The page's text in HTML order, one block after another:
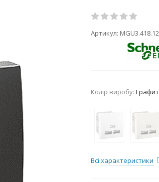
Артикул: MGU3.418.12
Колір виробу: Графит
Всі характеристики